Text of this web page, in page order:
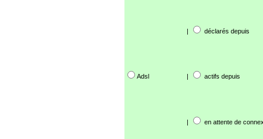
| déclarés depuis
Adsl | actifs depuis
| en attente de